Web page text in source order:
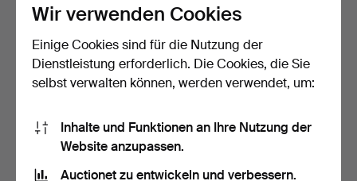
- Eleganter WANDSPIEGEL
mit facettiertem G…
1 Gebot
- WANDKONSOLE mit
1 Gebot
Wir verwenden Cookies
Einige Cookies sind für die Nutzung der
Dienstleistung erforderlich. Die Cookies, die Sie
selbst verwalten können, werden verwendet, um:
Inhalte und Funktionen an Ihre Nutzung der
Website anzupassen.
Auctionet zu entwickeln und verbessern.